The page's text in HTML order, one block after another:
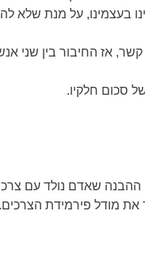
בעצמינו, על מנת שלא
אז החיבור בין שני
סכום חלקיו.
ההבנה שאדם נולד עם
את מודל פירמידת הצרכים.